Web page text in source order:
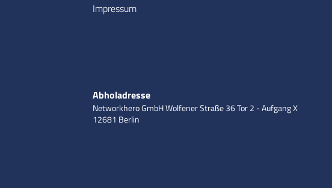
Impressum
Abholadresse
Networkhero GmbHWolfener Straße 36Tor 2 - Aufgang X
12681 Berlin